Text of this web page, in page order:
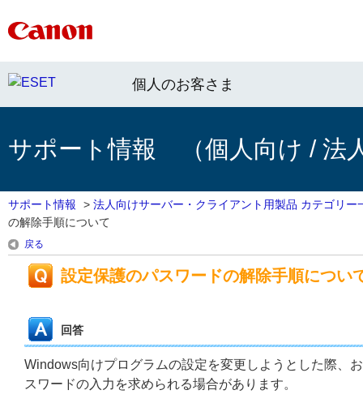
個人のお客さま
サポート情報 （個人向け / 法
サポート情報 > 法人向けサーバー・クライアント用製品 カテゴリー
の解除手順について
戻る
設定保護のパスワードの解除手順につい
回答
Windows向けプログラムの設定を変更しようとした際、
スワードの入力を求められる場合があります。